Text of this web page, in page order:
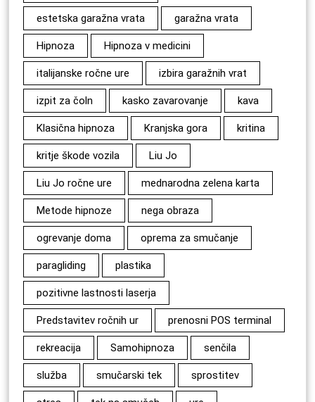
estetska garažna vrata garažna vrata
Hipnoza Hipnoza v medicini
italijanske ročne ure izbira garažnih vrat
izpit za čoln kasko zavarovanje kava
Klasična hipnoza Kranjska gora kritina
kritje škode vozila Liu Jo
Liu Jo ročne ure mednarodna zelena karta
Metode hipnoze nega obraza
ogrevanje doma oprema za smučanje
paragliding plastika
pozitivne lastnosti laserja
Predstavitev ročnih ur prenosni POS terminal
rekreacija Samohipnoza senčila
služba smučarski tek sprostitev